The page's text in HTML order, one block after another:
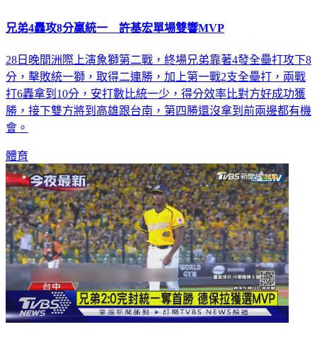
兄弟4轟攻8分贏統一 許基宏單場雙響MVP
28日晚間洲際上演象獅第二戰，終場兄弟靠著4發全壘打攻下8
分，擊敗統一獅，取得二連勝，加上第一戰2支全壘打，兩戰
打6轟拿到10分，安打數比統一少，得分效率比對方好成功獲
勝，接下雙方將到高雄跟台南，第四勝還沒拿到前兩邊都有機
會。
體育